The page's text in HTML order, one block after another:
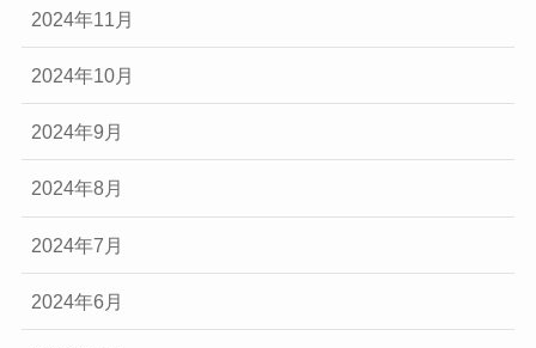
2024年11月
2024年10月
2024年9月
2024年8月
2024年7月
2024年6月